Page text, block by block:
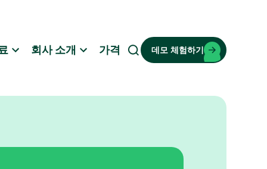
회사 소개 가격
검
데모 체험하기